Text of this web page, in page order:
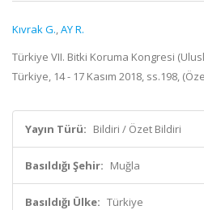
Kıvrak G.,AY R.
Türkiye VII. Bitki Koruma Kongresi
Türkiye, 14 - 17 Kasım 2018, ss.198,
Yayın Türü: Bildiri / Özet Bildiri
Basıldığı Şehir: Muğla
Basıldığı Ülke: Türkiye